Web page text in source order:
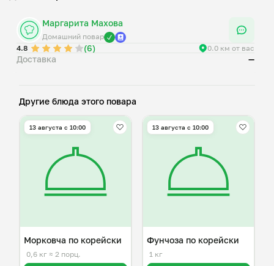
Маргарита Махова
Домашний повар
4.8
(6) 0.0 км от вас
Доставка —
Другие блюда этого повара
13 августа с 10:00
Морковча по корейски
0,6 кг ≈ 2 порц.
13 августа с 10:00
Фунчоза по корейски
1 кг